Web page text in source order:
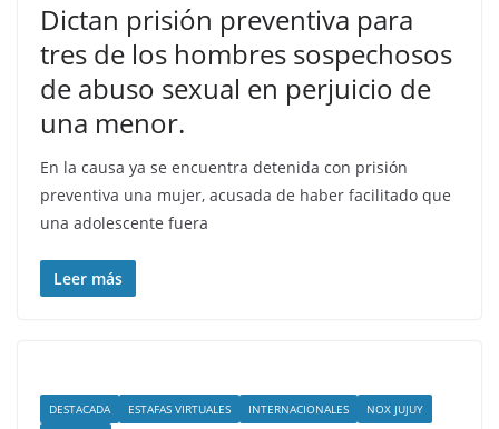
Dictan prisión preventiva para
tres de los hombres sospechosos
de abuso sexual en perjuicio de
una menor.
En la causa ya se encuentra detenida con prisión
preventiva una mujer, acusada de haber facilitado que
una adolescente fuera
Leer más
DESTACADA ESTAFAS VIRTUALES INTERNACIONALES
NOX JUJUY